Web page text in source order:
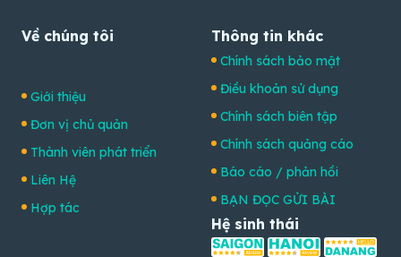
Về chúng tôi
Giới thiệu
Đơn vị chủ quản
Thành viên phát triển
Liên Hệ
Hợp tác
Thông tin khác
Chính sách bảo mật
Điều khoản sử dụng
Chính sách biên tập
Chính sách quảng cáo
Báo cáo / phản hồi
BẠN ĐỌC GỬI BÀI
Hệ sinh thái